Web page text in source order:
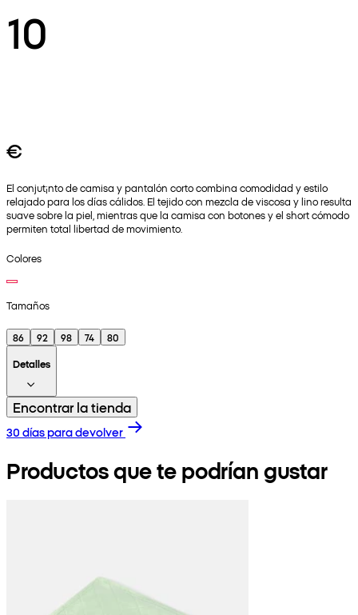
10
€
El conjut¡nto de camisa y pantalón corto combina comodidad y estilo
relajado para los días cálidos. El tejido con mezcla de viscosa y lino resulta
suave sobre la piel, mientras que la camisa con botones y el short cómodo
permiten total libertad de movimiento.
Colores
Tamaños
86 92 98 74
80
Detalles
Encontrar la tienda
30 días para devolver
Productos que te podrían gustar